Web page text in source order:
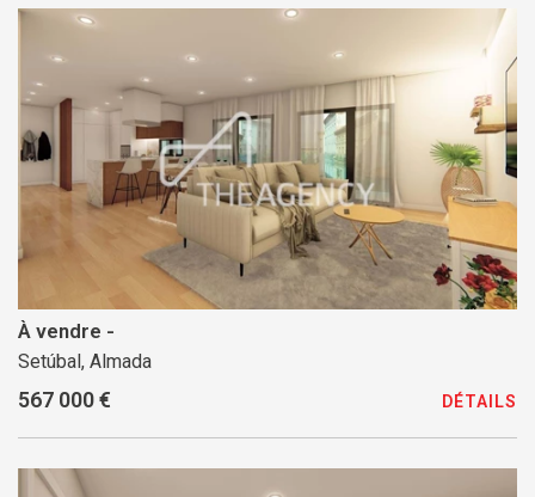
À vendre -
Setúbal, Almada
567 000 € DÉTAILS